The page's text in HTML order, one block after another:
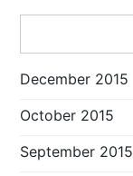
December 2015
October 2015
September 2015